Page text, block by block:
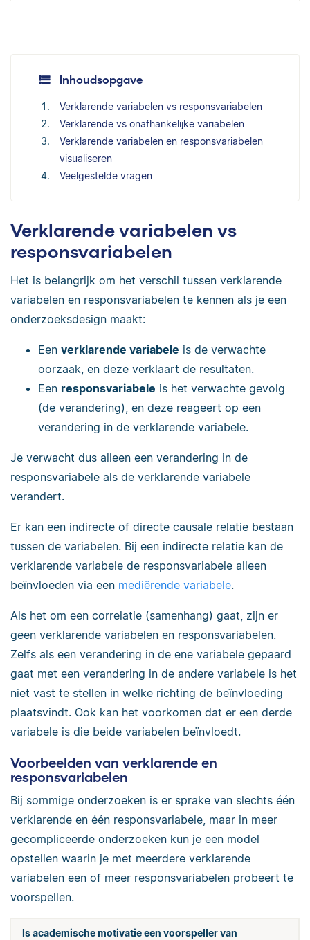
Inhoudsopgave
Verklarende variabelen vs responsvariabelen
Verklarende vs onafhankelijke variabelen
Verklarende variabelen en responsvariabelen
visualiseren
Veelgestelde vragen
Verklarende variabelen vs
responsvariabelen
Het is belangrijk om het verschil tussen verklarende
variabelen en responsvariabelen te kennen als je een
onderzoeksdesign maakt:
Een verklarende variabele is de verwachte
oorzaak, en deze verklaart de resultaten.
Een responsvariabele is het verwachte gevolg
(de verandering), en deze reageert op een
verandering in de verklarende variabele.
Je verwacht dus alleen een verandering in de
responsvariabele als de verklarende variabele
verandert.
Er kan een indirecte of directe causale relatie bestaan
tussen de variabelen. Bij een indirecte relatie kan de
verklarende variabele de responsvariabele alleen
beïnvloeden via een mediërende variabele.
Als het om een correlatie (samenhang) gaat, zijn er
geen verklarende variabelen en responsvariabelen.
Zelfs als een verandering in de ene variabele gepaard
gaat met een verandering in de andere variabele is het
niet vast te stellen in welke richting de beïnvloeding
plaatsvindt. Ook kan het voorkomen dat er een derde
variabele is die beide variabelen beïnvloedt.
Voorbeelden van verklarende en
responsvariabelen
Bij sommige onderzoeken is er sprake van slechts één
verklarende en één responsvariabele, maar in meer
gecompliceerde onderzoeken kun je een model
opstellen waarin je met meerdere verklarende
variabelen een of meer responsvariabelen probeert te
voorspellen.
Is academische motivatie een voorspeller van